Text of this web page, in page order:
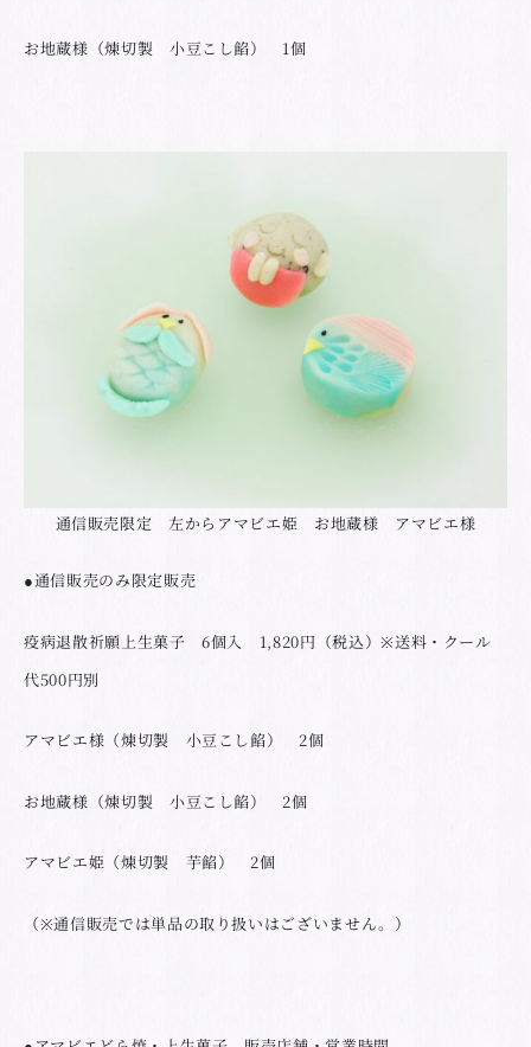
お地蔵様（煉切製 小豆こし餡） 1個
通信販売限定 左からアマビエ姫 お地蔵様 アマビエ様
●通信販売のみ限定販売
疫病退散祈願上生菓子 6個入 1,820円（税込）※送料・クール
代500円別
アマビエ様（煉切製 小豆こし餡） 2個
お地蔵様（煉切製 小豆こし餡） 2個
アマビエ姫（煉切製 芋餡） 2個
（※通信販売では単品の取り扱いはございません。）